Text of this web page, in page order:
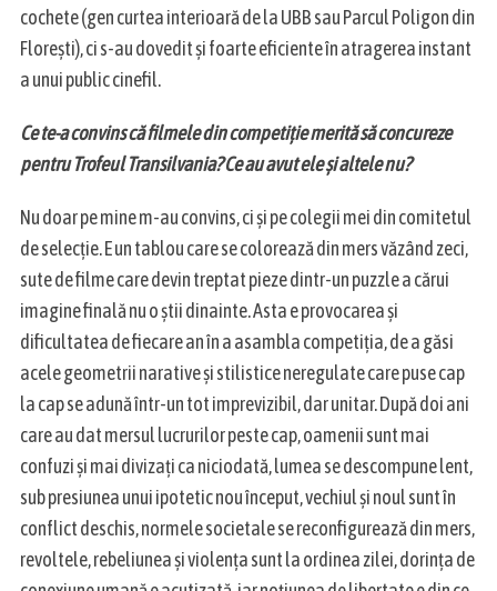
cochete (gen curtea interioară de la UBB sau Parcul Poligon din
Florești), ci s-au dovedit și foarte eficiente în atragerea instant
a unui public cinefil.
Ce te-a convins că filmele din competiție merită să concureze
pentru Trofeul Transilvania? Ce au avut ele și altele nu?
Nu doar pe mine m-au convins, ci și pe colegii mei din comitetul
de selecție. E un tablou care se colorează din mers văzând zeci,
sute de filme care devin treptat pieze dintr-un puzzle a cărui
imagine finală nu o știi dinainte. Asta e provocarea și
dificultatea de fiecare an în a asambla competiția, de a găsi
acele geometrii narative și stilistice neregulate care puse cap
la cap se adună într-un tot imprevizibil, dar unitar. După doi ani
care au dat mersul lucrurilor peste cap, oamenii sunt mai
confuzi și mai divizați ca niciodată, lumea se descompune lent,
sub presiunea unui ipotetic nou început, vechiul și noul sunt în
conflict deschis, normele societale se reconfigurează din mers,
revoltele, rebeliunea și violența sunt la ordinea zilei, dorința de